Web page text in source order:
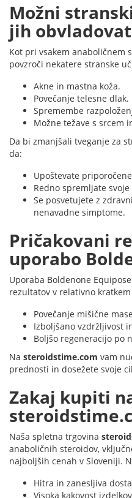
Možni
jih
Kot pri vsakem anaboličnem
povzroči nekatere stranske
Akne in mastna koža.
Povečanje telesne dlak.
Spremembe
Možne težave s
Da bi zmanjšali tveganje za
da:
Upoštevate
Redno spremljate svoje
Se posvetujete z
nenavadne simptome.
Pričakovani
uporabo
Uporaba Boldenone
rezultatov v relativno
Povečanje mišične
Izboljšano vzdržljivost
Boljšo regeneracijo po
Na steroidstime.com vam
prednosti in dosežete svoje
Zakaj kupiti
Naša spletna trgovina
anaboličnih steroidov,
najboljših cenah v Sloveniji.
Hitra in zanesljiva
Visoka kakovost